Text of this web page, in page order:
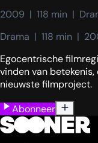
2009  |  118 min  |
Drama  |  118 min  |
Egocentrische
vinden van
nieuwste filmproject.
Abonneer